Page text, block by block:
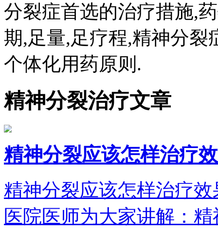
分裂症首选的治疗措施,
期,足量,足疗程,精神分裂
个体化用药原则.
精神分裂治疗文章
精神分裂应该怎样治疗
精神分裂应该怎样治疗
医院医师为大家讲解：